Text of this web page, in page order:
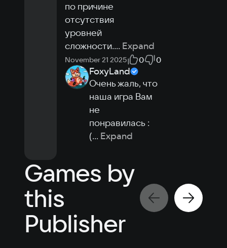
по причине
отсутствия
уровней
сложности.... Expand
November 21 2025 0 0
FoxyLand
Очень жаль, что
наша игра Вам
не
понравилась :
(... Expand
Games by
this
Publisher